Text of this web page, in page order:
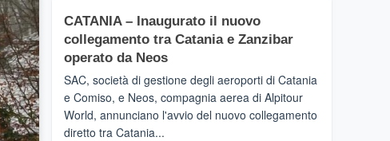
CATANIA – Inaugurato il nuovo
collegamento tra Catania e Zanzibar
operato da Neos
SAC, società di gestione degli aeroporti di Catania
e Comiso, e Neos, compagnia aerea di Alpitour
World, annunciano l'avvio del nuovo collegamento
diretto tra Catania...